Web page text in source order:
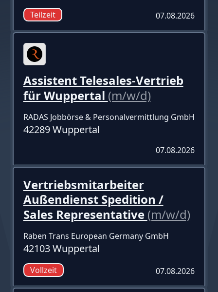
Teilzeit 07.08.2026
Assistent Telesales-Vertrieb
für Wuppertal (m/w/d)
RADAS Jobbörse & Personalvermittlung GmbH
42289 Wuppertal
07.08.2026
Vertriebsmitarbeiter
Außendienst Spedition​ /
Sales Representative (m/w/d)
Raben Trans European Germany GmbH
42103 Wuppertal
Vollzeit 07.08.2026